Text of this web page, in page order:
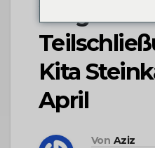
Wegen
Kita
April
Von Aziz